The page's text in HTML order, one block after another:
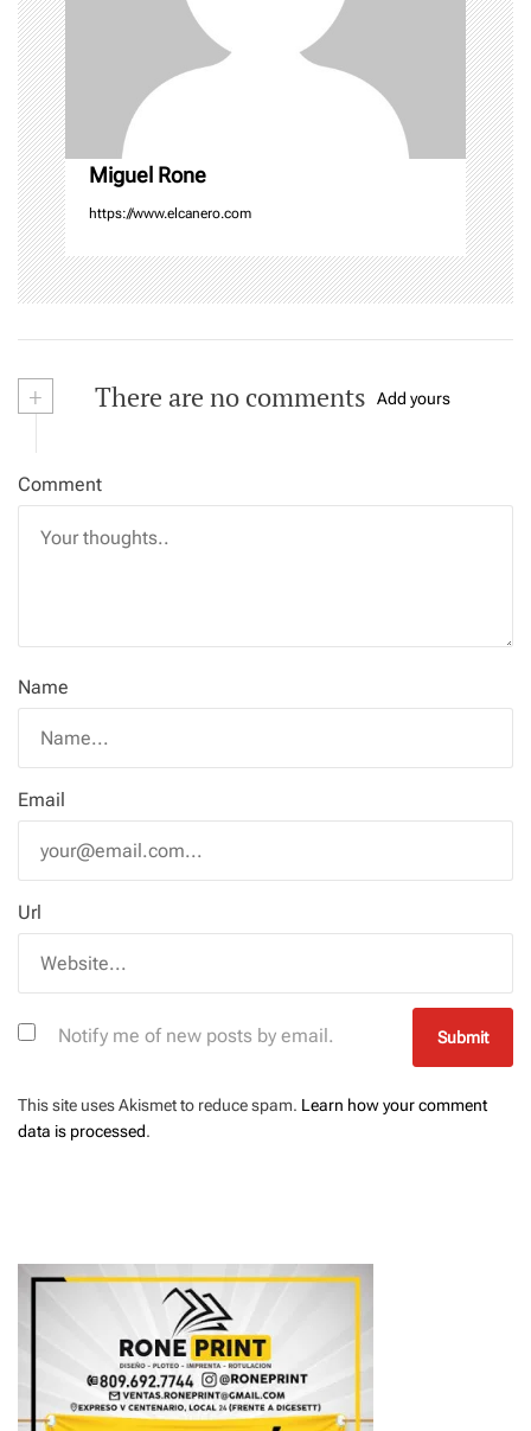
i
o
n
Miguel Rone
https://www.elcanero.com
+ There are no comments Add yours
Comment
Name
Email
Url
Notify me of new posts by email.
This site uses Akismet to reduce spam. Learn how your comment
data is processed.